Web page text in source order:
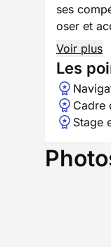
ses
oser et
Voir plus
Les
Cadre
Stage